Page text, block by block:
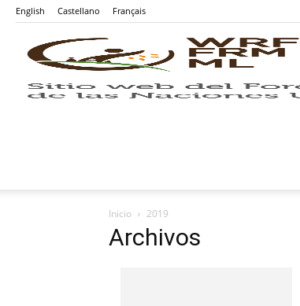
English Castellano Français
Inicio 2019
Archivos